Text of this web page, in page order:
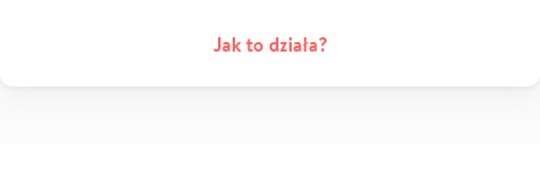
Jak to działa?